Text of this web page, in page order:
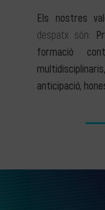
Els nostres
despatx són:
formació
anticipació,